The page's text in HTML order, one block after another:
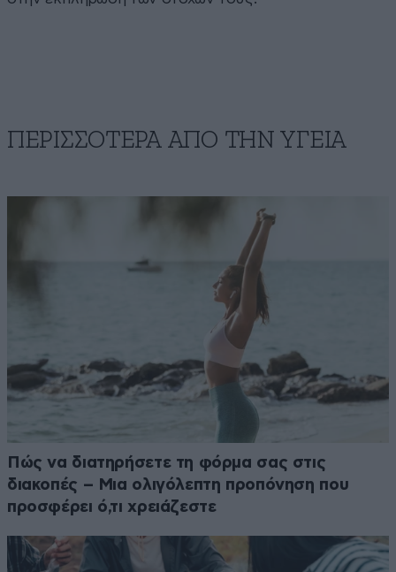
ΠΕΡΙΣΣΟΤΕΡΑ ΑΠΟ ΤΗΝ ΥΓΕΙΑ
Πώς να διατηρήσετε τη φόρμα σας στις
διακοπές – Μια ολιγόλεπτη προπόνηση που
προσφέρει ό,τι χρειάζεστε